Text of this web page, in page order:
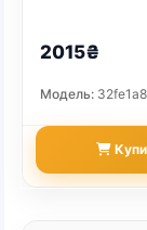
2015₴
Модель: